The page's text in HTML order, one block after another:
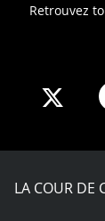
Retrouvez
X
LA COUR DE